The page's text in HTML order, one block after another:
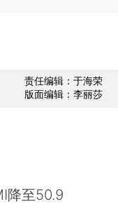
责任编辑：于海荣
版面编辑：李丽莎
降至50.9